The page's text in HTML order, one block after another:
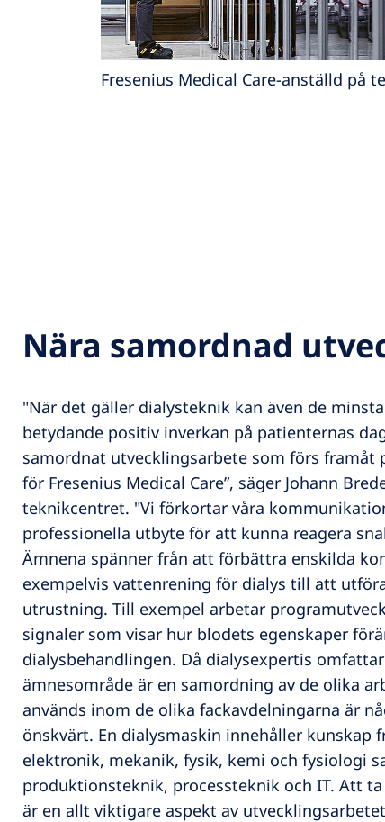
Fresenius Medical Care-anställd på
Nära samordnad
"När det gäller dialysteknik kan även de
betydande positiv inverkan på patienternas
samordnat utvecklingsarbete som förs framåt
för Fresenius Medical Care”, säger Johann
teknikcentret. "Vi förkortar våra
professionella utbyte för att kunna reagera
Ämnena spänner från att förbättra enskilda
exempelvis vattenrening för dialys till att
utrustning. Till exempel arbetar
signaler som visar hur blodets egenskaper
dialysbehandlingen. Då dialysexpertis
ämnesområde är en samordning av de olika
används inom de olika fackavdelningarna är
önskvärt. En dialysmaskin innehåller kunskap
elektronik, mekanik, fysik, kemi och fysiologi
produktionsteknik, processteknik och IT. Att
är en allt viktigare aspekt av